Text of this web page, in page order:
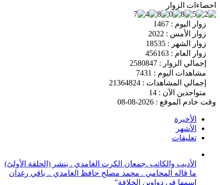
احصاءات الزوار
زوار اليوم : 1467
زوار الأمس : 2022
زوار الشهر : 18535
زوار العام : 456163
إجمالي الزوار : 2580847
مشاهدات اليوم : 7431
إجمالي المشاهدات : 21364824
متواجدين الآن : 14
وقت خادم الموقع : 2026-08-08
الأخيرة
الأشهر
تعليقات
الأديب والكاتب .جمعان الكرت الغامدي . ينشر (الحلقة الأولىً)
ما قاله المحامي . محمد مصلح حافظ الغامدي .. باقي رغدان
اسمها في دواوين الخلافة”